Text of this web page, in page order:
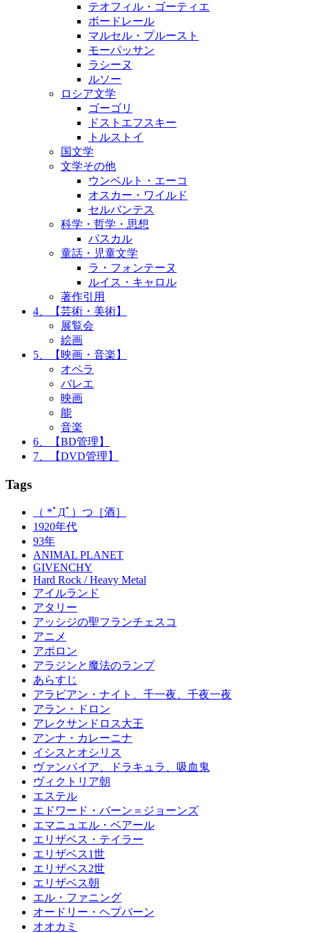
テオフィル・ゴーティエ
ボードレール
マルセル・プルースト
モーパッサン
ラシーヌ
ルソー
ロシア文学
ゴーゴリ
ドストエフスキー
トルストイ
国文学
文学その他
ウンベルト・エーコ
オスカー・ワイルド
セルバンテス
科学・哲学・思想
パスカル
童話・児童文学
ラ・フォンテーヌ
ルイス・キャロル
著作引用
4、【芸術・美術】
展覧会
絵画
5、【映画・音楽】
オペラ
バレエ
映画
能
音楽
6、【BD管理】
7、【DVD管理】
Tags
（ *ﾟДﾟ）つ［酒］
1920年代
93年
ANIMAL PLANET
GIVENCHY
Hard Rock / Heavy Metal
アイルランド
アタリー
アッシジの聖フランチェスコ
アニメ
アポロン
アラジンと魔法のランプ
あらすじ
アラビアン・ナイト、千一夜、千夜一夜
アラン・ドロン
アレクサンドロス大王
アンナ・カレーニナ
イシスとオシリス
ヴァンパイア、ドラキュラ、吸血鬼
ヴィクトリア朝
エステル
エドワード・バーン＝ジョーンズ
エマニュエル・ベアール
エリザベス・テイラー
エリザベス1世
エリザベス2世
エリザベス朝
エル・ファニング
オードリー・ヘプバーン
オオカミ